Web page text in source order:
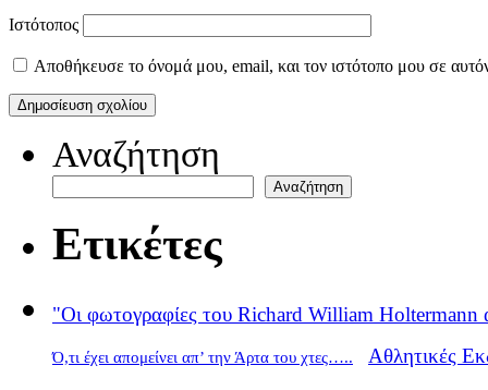
Ιστότοπος
Αποθήκευσε το όνομά μου, email, και τον ιστότοπο μου σε
Αναζήτηση
Αναζήτηση
Ετικέτες
"Οι φωτογραφίες του Richard William Holtermann
Ό,τι έχει απομείνει απ’ την Άρτα του χτες….. Αθλητικές